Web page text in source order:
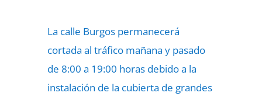
La calle Burgos permanecerá
cortada al tráfico mañana y pasado
de 8:00 a 19:00 horas debido a la
instalación de la cubierta de grandes